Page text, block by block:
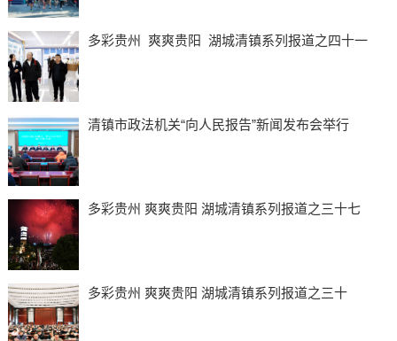
多彩贵州 爽爽贵阳 湖城清镇系列报道之四十一
清镇市政法机关“向人民报告”新闻发布会举行
多彩贵州 爽爽贵阳 湖城清镇系列报道之三十七
多彩贵州 爽爽贵阳 湖城清镇系列报道之三十